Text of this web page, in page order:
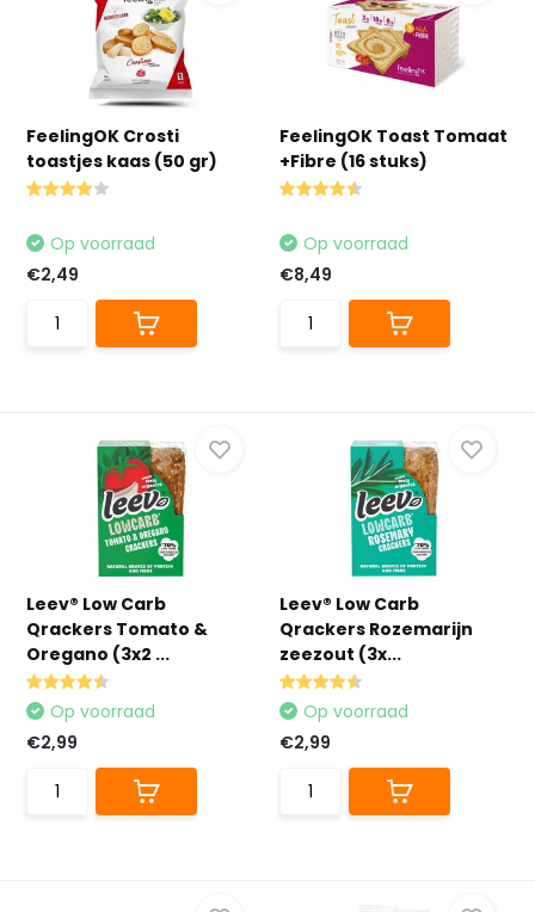
FeelingOK Crosti
toastjes kaas (50 gr)
Op voorraad
€2,49
FeelingOK Toast Tomaat
+Fibre (16 stuks)
Op voorraad
€8,49
Leev® Low Carb
Qrackers Tomato &
Oregano (3x2 ...
Op voorraad
€2,99
Leev® Low Carb
Qrackers Rozemarijn
zeezout (3x...
Op voorraad
€2,99